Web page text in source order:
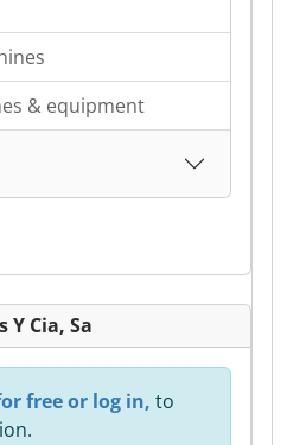
& equipment
Cia, Sa
free or log in, to